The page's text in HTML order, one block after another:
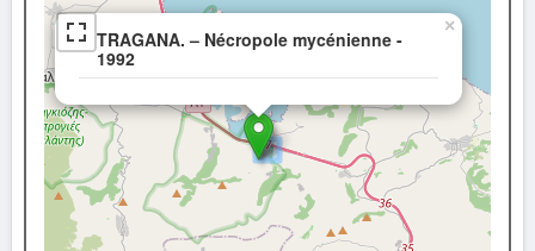
TRAGANA. – Nécropole mycénienne -
1992
×